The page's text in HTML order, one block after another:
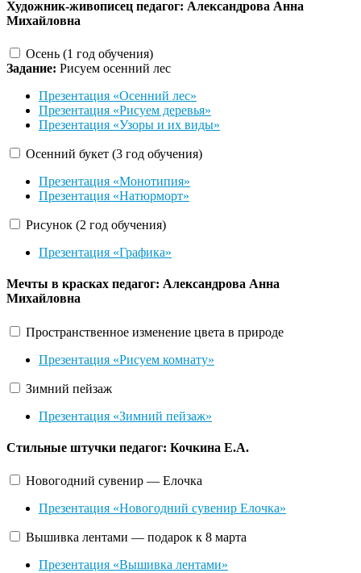
Художник-живописец педагог: Александрова Анна
Михайловна
Осень (1 год обучения)
Задание: Рисуем осенний лес
Презентация «Осенний лес»
Презентация «Рисуем деревья»
Презентация «Узоры и их виды»
Осенний букет (3 год обучения)
Презентация «Монотипия»
Презентация «Натюрморт»
Рисунок (2 год обучения)
Презентация «Графика»
Мечты в красках педагог: Александрова Анна
Михайловна
Пространственное изменение цвета в природе
Презентация «Рисуем комнату»
Зимний пейзаж
Презентация «Зимний пейзаж»
Стильные штучки педагог: Кочкина Е.А.
Новогодний сувенир — Елочка
Презентация «Новогодний сувенир Елочка»
Вышивка лентами — подарок к 8 марта
Презентация «Вышивка лентами»